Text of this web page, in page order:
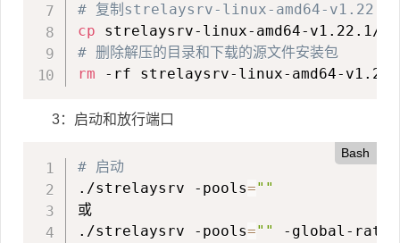
# 复制strelaysrv-linux-amd64-v1.22.1文
cp
# 删除解压的目录和下载的源文件安装包
rm -rf strelaysrv-linux-amd64-
3：启动和放行端口
Bash
# 启动
./strelaysrv -pools=""
或
./strelaysrv -pools=""
-global-rate